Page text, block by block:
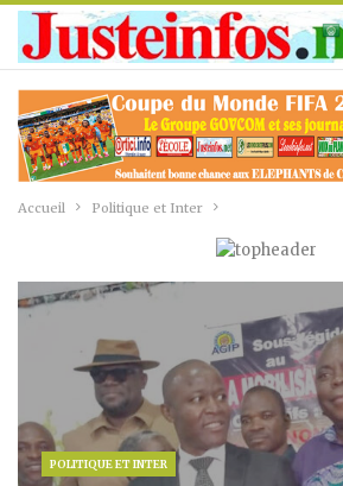
Accueil Politique et Inter
POLITIQUE ET INTER